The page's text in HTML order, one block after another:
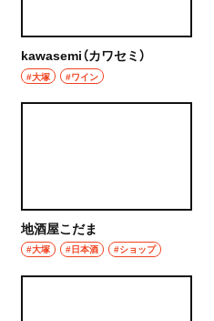
kawasemi（カワセミ）
#大塚 #ワイン
地酒屋こだま
#大塚 #日本酒 #ショップ